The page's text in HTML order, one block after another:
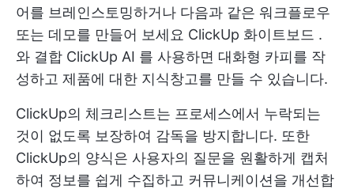
어를 브레인스토밍하거나 다음과 같은 워크플로우
또는 데모를 만들어 보세요 ClickUp 화이트보드 .
와 결합 ClickUp AI 를 사용하면 대화형 카피를 작
성하고 제품에 대한 지식창고를 만들 수 있습니다.
ClickUp의 체크리스트는 프로세스에서 누락되는
것이 없도록 보장하여 감독을 방지합니다. 또한
ClickUp의 양식은 사용자의 질문을 원활하게 캡처
하여 정보를 쉽게 수집하고 커뮤니케이션을 개선합